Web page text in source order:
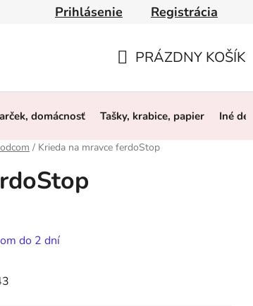
podmienky Ochrana osobných údajov
Prihlásenie Registrácia
KOŠÍK
PRÁZDNY KOŠÍK
domácnosť Tašky, krabice, papier Iné
/ Krieda na mravce ferdoStop
do 2 dní